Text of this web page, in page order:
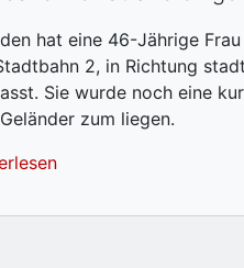
hat eine 46-Jährige
2, in Richtung
Sie wurde noch eine
zum liegen.